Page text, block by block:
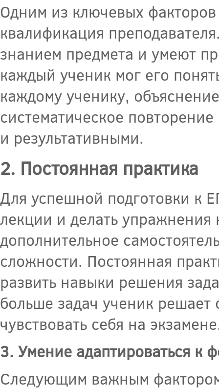
Одним из ключевых
квалификация
знанием предмета и умеют
каждый ученик мог его
каждому ученику,
систематическое
и результативными.
2. Постоянная практика
Для успешной подготовки к
лекции и делать упражнения
дополнительное
сложности. Постоянная
развить навыки решения
больше задач ученик решает
чувствовать себя на
3. Умение адаптироваться к
Следующим важным